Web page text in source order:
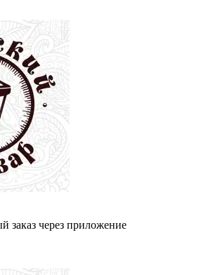
заказ через приложение